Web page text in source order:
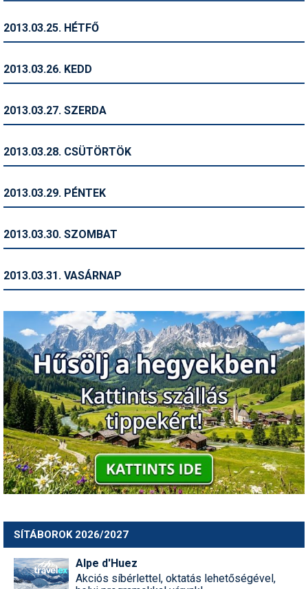
Történelem
Utazási tippek
2013.03.25. HÉTFŐ
2013.03.26. KEDD
2013.03.27. SZERDA
2013.03.28. CSÜTÖRTÖK
2013.03.29. PÉNTEK
2013.03.30. SZOMBAT
2013.03.31. VASÁRNAP
SÍTÁBOROK 2026/2027
Alpe d'Huez
Akciós síbérlettel, oktatás lehetőségével,